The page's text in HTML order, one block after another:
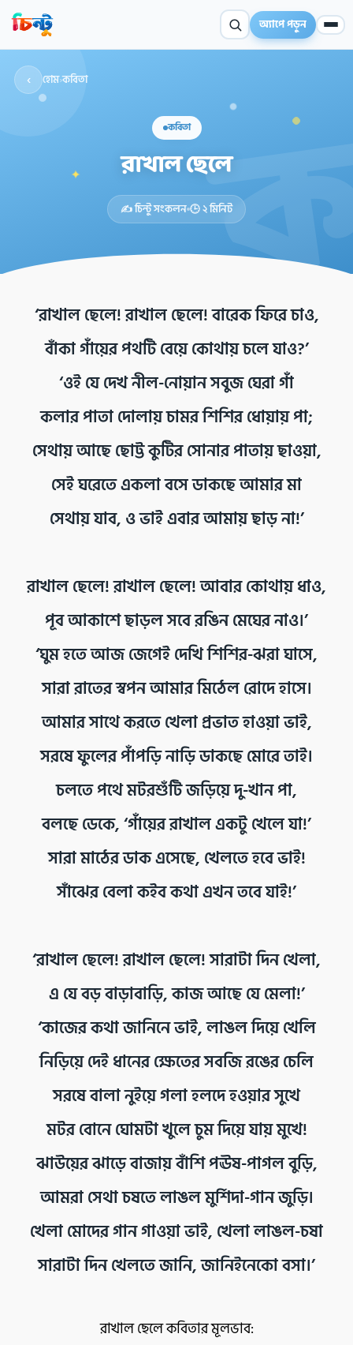
অ্যাপে পড়ুন
✦
‹ হোম›কবিতা
কবিতা
রাখাল ছেলে
✍️ চিন্টু সংকলন 🕒 ২ মিনিট
‘রাখাল ছেলে! রাখাল ছেলে! বারেক ফিরে চাও,
বাঁকা গাঁয়ের পথটি বেয়ে কোথায় চলে যাও?’
‘ওই যে দেখ নীল-নোয়ান সবুজ ঘেরা গাঁ
কলার পাতা দোলায় চামর শিশির ধোয়ায় পা;
সেথায় আছে ছোট্ট কুটির সোনার পাতায় ছাওয়া,
সেই ঘরেতে একলা বসে ডাকছে আমার মা
সেথায় যাব, ও ভাই এবার আমায় ছাড় না!’
রাখাল ছেলে! রাখাল ছেলে! আবার কোথায় ধাও,
পূব আকাশে ছাড়ল সবে রঙিন মেঘের নাও।’
‘ঘুম হতে আজ জেগেই দেখি শিশির-ঝরা ঘাসে,
সারা রাতের স্বপন আমার মিঠেল রোদে হাসে।
আমার সাথে করতে খেলা প্রভাত হাওয়া ভাই,
সরষে ফুলের পাঁপড়ি নাড়ি ডাকছে মোরে তাই।
চলতে পথে মটরশুঁটি জড়িয়ে দু-খান পা,
বলছে ডেকে, ‘গাঁয়ের রাখাল একটু খেলে যা!’
সারা মাঠের ডাক এসেছে, খেলতে হবে ভাই!
সাঁঝের বেলা কইব কথা এখন তবে যাই!’
‘রাখাল ছেলে! রাখাল ছেলে! সারাটা দিন খেলা,
এ যে বড় বাড়াবাড়ি, কাজ আছে যে মেলা!’
‘কাজের কথা জানিনে ভাই, লাঙল দিয়ে খেলি
নিড়িয়ে দেই ধানের ক্ষেতের সবজি রঙের চেলি
সরষে বালা নুইয়ে গলা হলদে হওয়ার সুখে
মটর বোনে ঘোমটা খুলে চুম দিয়ে যায় মুখে!
ঝাউয়ের ঝাড়ে বাজায় বাঁশি পঊষ-পাগল বুড়ি,
আমরা সেথা চষতে লাঙল মুর্শিদা-গান জুড়ি।
খেলা মোদের গান গাওয়া ভাই, খেলা লাঙল-চষা
সারাটা দিন খেলতে জানি, জানিইনেকো বসা।’
রাখাল ছেলে কবিতার মূলভাব: